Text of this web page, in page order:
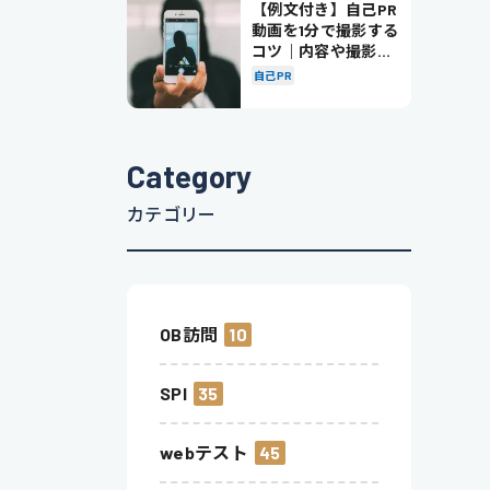
【例文付き】自己PR
動画を1分で撮影する
コツ｜内容や撮影の
ポイントも解説
自己PR
Category
カテゴリー
OB訪問 10
SPI 35
webテスト 45